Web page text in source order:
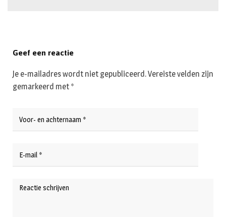
Geef een reactie
Je e-mailadres wordt niet gepubliceerd.Vereiste velden zijn
gemarkeerd met *